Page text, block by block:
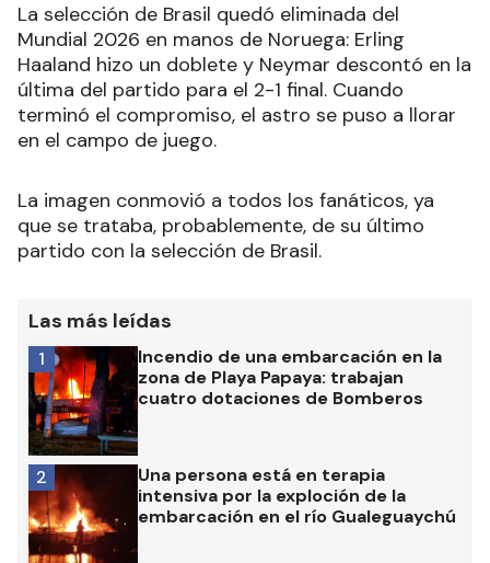
La selección de Brasil quedó eliminada del
Mundial 2026 en manos de Noruega: Erling
Haaland hizo un doblete y Neymar descontó en la
última del partido para el 2-1 final. Cuando
terminó el compromiso, el astro se puso a llorar
en el campo de juego.
La imagen conmovió a todos los fanáticos, ya
que se trataba, probablemente, de su último
partido con la selección de Brasil.
Las más leídas
Incendio de una embarcación en la
zona de Playa Papaya: trabajan
cuatro dotaciones de Bomberos
1
Una persona está en terapia
intensiva por la exploción de la
embarcación en el río Gualeguaychú
2